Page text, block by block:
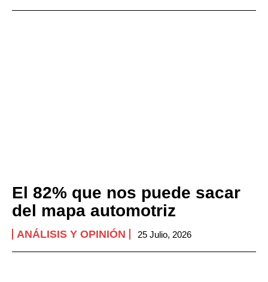
El 82% que nos puede sacar
del mapa automotriz
ANÁLISIS Y OPINIÓN 25 Julio, 2026